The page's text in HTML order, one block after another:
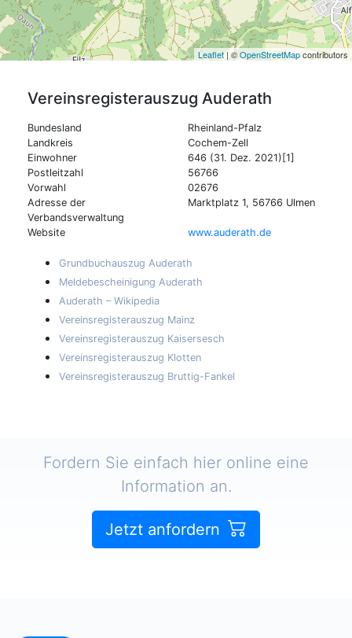
Leaflet | ©OpenStreetMapcontributors
Vereinsregisterauszug Auderath
Bundesland
Rheinland-Pfalz
Landkreis
Cochem-Zell
Einwohner
646 (31. Dez. 2021)[1]
Postleitzahl
56766
Vorwahl
02676
Adresse der
Verbandsverwaltung
Marktplatz 1, 56766 Ulmen
Website www.auderath.de
Grundbuchauszug Auderath
Meldebescheinigung Auderath
Auderath – Wikipedia
Vereinsregisterauszug Mainz
Vereinsregisterauszug Kaisersesch
Vereinsregisterauszug Klotten
Vereinsregisterauszug Bruttig-Fankel
Fordern Sie einfach hier online eine
Information an.
Jetzt anfordern